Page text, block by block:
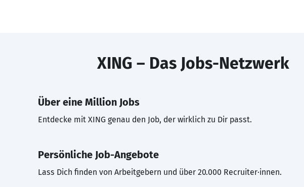
XING – Das Jobs-Netzwerk
Über eine Million Jobs
Entdecke mit XING genau den Job, der wirklich zu Dir passt.
Persönliche Job-Angebote
Lass Dich finden von Arbeitgebern und über 20.000 Recruiter·innen.